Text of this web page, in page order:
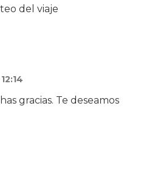
del viaje
gracias. Te deseamos